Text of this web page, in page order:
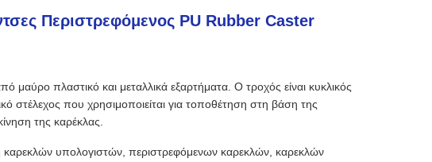
Περιστρεφόμενος PU Rubber Caster
μαύρο πλαστικό και μεταλλικά εξαρτήματα. Ο τροχός είναι κυκλικός
στέλεχος που χρησιμοποιείται για τοποθέτηση στη βάση της
της καρέκλας.
καρεκλών υπολογιστών, περιστρεφόμενων καρεκλών, καρεκλών